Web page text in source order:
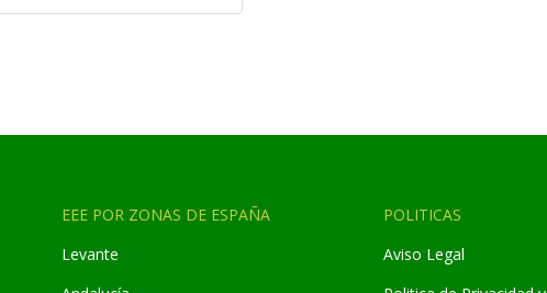
EEE POR ZONAS DE ESPAÑA
Levante
POLITICAS
Aviso Legal